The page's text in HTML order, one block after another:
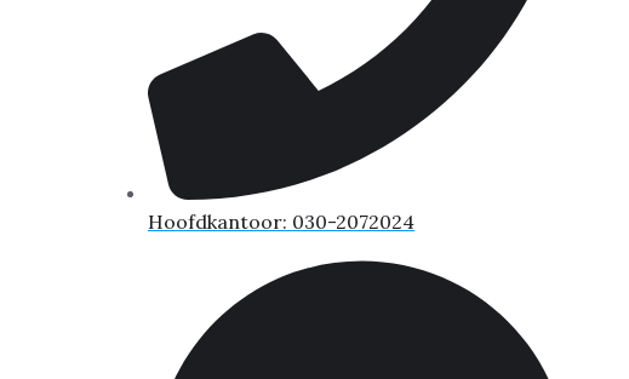
Hoofdkantoor: 030-2072024